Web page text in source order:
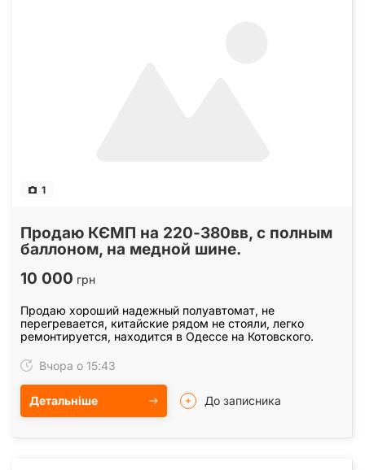
1
Продаю КЄМП на 220-380вв, с полным
баллоном, на медной шине.
10 000 грн
Продаю хороший надежный полуавтомат, не
перегревается, китайские рядом не стояли, легко
ремонтируется, находится в Одессе на Котовского.
Вчора о 15:43
Детальніше До записника